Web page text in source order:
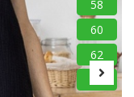
58
60
62
64